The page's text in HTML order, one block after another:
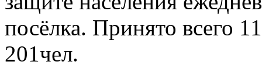
посёлка. Принято всего
201чел.